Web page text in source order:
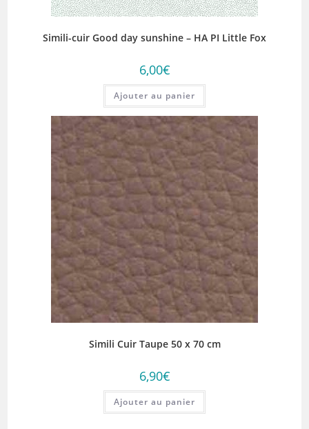
Simili-cuir Good day sunshine – HA PI Little Fox
6,00€
Ajouter au panier
Simili Cuir Taupe 50 x 70 cm
6,90€
Ajouter au panier